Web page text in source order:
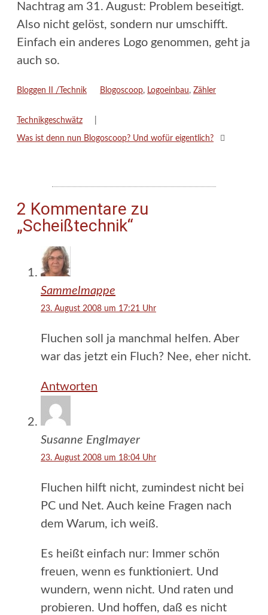
Nachtrag am 31. August: Problem beseitigt.
Also nicht gelöst, sondern nur umschifft.
Einfach ein anderes Logo genommen, geht ja
auch so.
Kategorien
Bloggen II /Technik Schlagwörter
Blogoscoop, Logoeinbau, Zähler
Technikgeschwätz
Was ist denn nun Blogoscoop? Und wofür eigentlich?
2 Kommentare zu
„Scheißtechnik“
Sammelmappe
23. August 2008 um 17:21 Uhr
Fluchen soll ja manchmal helfen. Aber
war das jetzt ein Fluch? Nee, eher nicht.
Antworten
Susanne Englmayer
23. August 2008 um 18:04 Uhr
Fluchen hilft nicht, zumindest nicht bei
PC und Net. Auch keine Fragen nach
dem Warum, ich weiß.
Es heißt einfach nur: Immer schön
freuen, wenn es funktioniert. Und
wundern, wenn nicht. Und raten und
probieren. Und hoffen, daß es nicht